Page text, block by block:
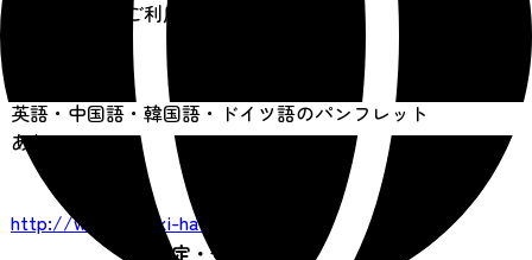
参道駐車場をご利用ください。
英語・中国語・韓国語・ドイツ語のパンフレット
あり
http://www.oosaki-hachiman.or.jp
指定・登録文化財